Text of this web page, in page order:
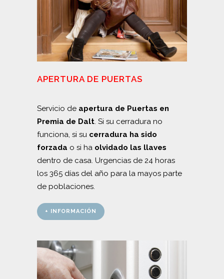
APERTURA DE PUERTAS
Servicio de apertura de Puertas en
Premia de Dalt. Si su cerradura no
funciona, si su cerradura ha sido
forzada o si ha olvidado las llaves
dentro de casa. Urgencias de 24 horas
los 365 días del año para la mayos parte
de poblaciones.
+ INFORMACIÓN